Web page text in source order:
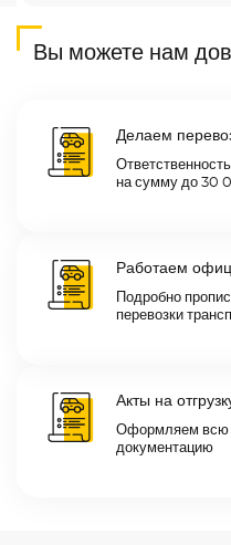
Вы можете нам
Делаем
на сумму до 30
Работаем
Подробно
перевозки
Акты на
Оформляем всю
документацию